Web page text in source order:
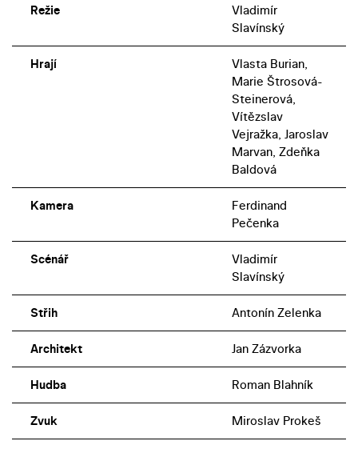
Režie
Vladimír
Slavínský
Hrají
Vlasta Burian,
Marie Štrosová-
Steinerová,
Vítězslav
Vejražka, Jaroslav
Marvan, Zdeňka
Baldová
Kamera
Ferdinand
Pečenka
Scénář
Vladimír
Slavínský
Střih Antonín Zelenka
Architekt Jan Zázvorka
Hudba Roman Blahník
Zvuk Miroslav Prokeš